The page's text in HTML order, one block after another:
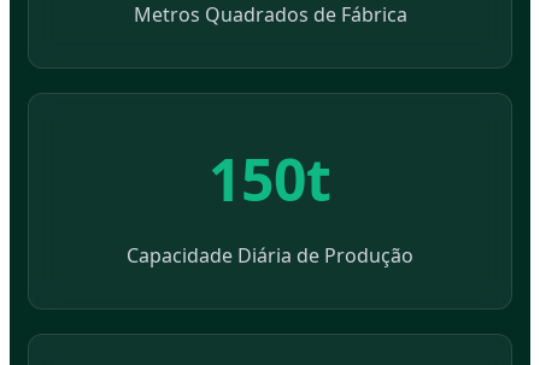
Metros Quadrados de Fábrica
150t
Capacidade Diária de Produção